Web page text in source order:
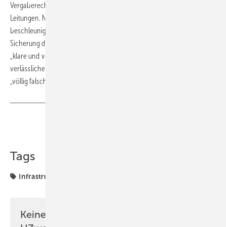
Vergaberecht sowie praxistaugliche Lösungen für Reparaturen an
Leitungen. Nur so könnten Verfahren in der Praxis spürbar
beschleunigt und Investitionen abgesichert werden. Auch für die
Sicherung der öffentlichen Wasserversorgung fordert Andreae eine
„klare und vollzugstaugliche Regelung.“ Daneben brauche es einen
verlässlichen Finanzrahmen – der Haushaltsentwurf sende dabei ein
„völlig falsches Signal“.
Tags
Infrastruktur
Keine Zeit? Kein Problem mit dem